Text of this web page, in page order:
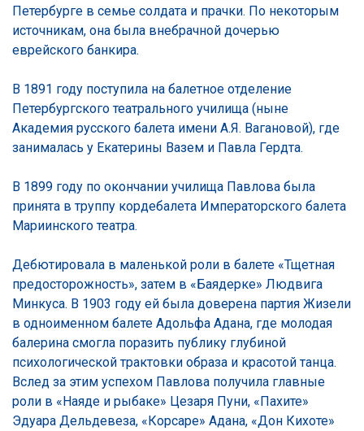
Петербурге в семье солдата и прачки. По некоторым
источникам, она была внебрачной дочерью
еврейского банкира.
В 1891 году поступила на балетное отделение
Петербургского театрального училища (ныне
Академия русского балета имени А.Я. Вагановой), где
занималась у Екатерины Вазем и Павла Гердта.
В 1899 году по окончании училища Павлова была
принята в труппу кордебалета Императорского балета
Мариинского театра.
Дебютировала в маленькой роли в балете «Тщетная
предосторожность», затем в «Баядерке» Людвига
Минкуса. В 1903 году ей была доверена партия Жизели
в одноименном балете Адольфа Адана, где молодая
балерина смогла поразить публику глубиной
психологической трактовки образа и красотой танца.
Вслед за этим успехом Павлова получила главные
роли в «Наяде и рыбаке» Цезаря Пуни, «Пахите»
Эдуара Дельдевеза, «Корсаре» Адана, «Дон Кихоте»